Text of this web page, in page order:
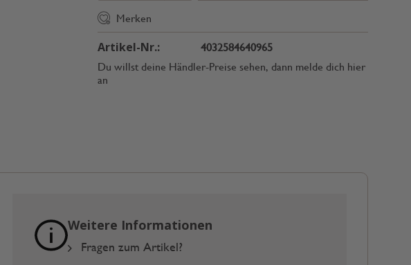
Merken
Artikel-Nr.:
4032584640965
Du willst deine Händler-Preise sehen, dann melde dich hier
an
Weitere Informationen
Fragen zum Artikel?